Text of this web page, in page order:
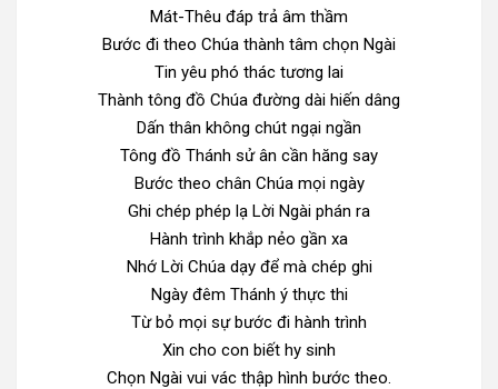
Mát-Thêu đáp trả âm thầm
Bước đi theo Chúa thành tâm chọn Ngài
Tin yêu phó thác tương lai
Thành tông đồ Chúa đường dài hiến dâng
Dấn thân không chút ngại ngần
Tông đồ Thánh sử ân cần hăng say
Bước theo chân Chúa mọi ngày
Ghi chép phép lạ Lời Ngài phán ra
Hành trình khắp nẻo gần xa
Nhớ Lời Chúa dạy để mà chép ghi
Ngày đêm Thánh ý thực thi
Từ bỏ mọi sự bước đi hành trình
Xin cho con biết hy sinh
Chọn Ngài vui vác thập hình bước theo.